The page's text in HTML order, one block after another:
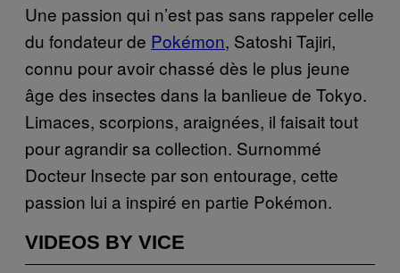
Une passion qui n’est pas sans rappeler celle
du fondateur de Pokémon, Satoshi Tajiri,
connu pour avoir chassé dès le plus jeune
âge des insectes dans la banlieue de Tokyo.
Limaces, scorpions, araignées, il faisait tout
pour agrandir sa collection. Surnommé
Docteur Insecte par son entourage, cette
passion lui a inspiré en partie Pokémon.
VIDEOS BY VICE